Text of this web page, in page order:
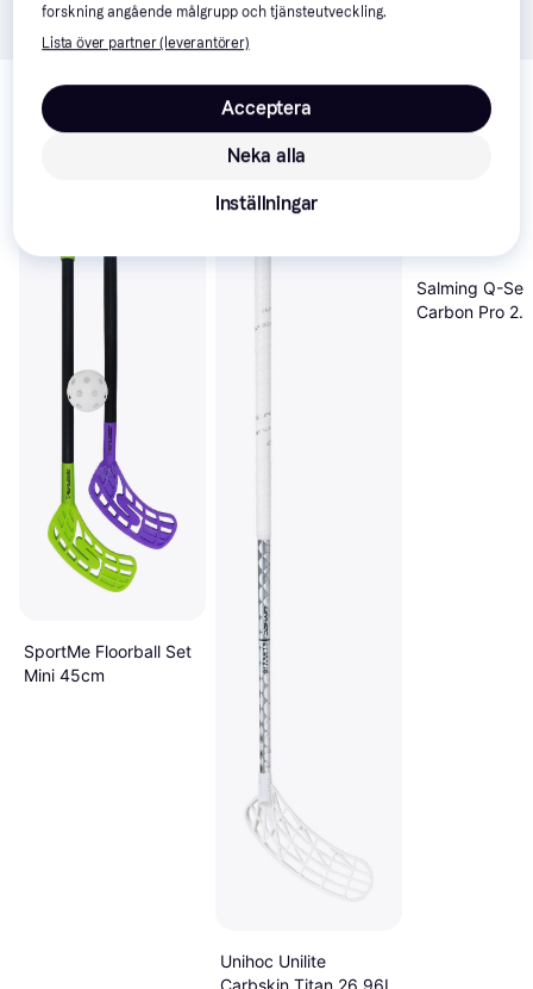
Relaterade produkter
Vi har plockat fram ett urval av produkter som kanske skulle
intressera dig. Visa alla
SportMe Floorball Set
Mini 45cm
Unihoc Unilite
Salming Q-
Carbon Pro
forskning angående målgrupp och tjänsteutveckling.
Lista över partner (leverantörer)
Neka alla
Acceptera
Inställningar